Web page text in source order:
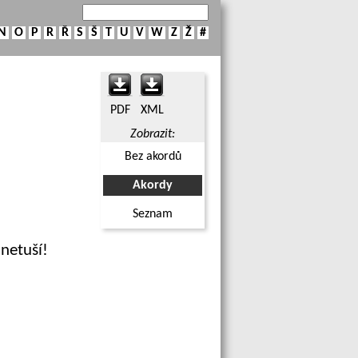
O P R Ř S Š T U V W Z Ž #
PDF
XML
Zobrazit:
Bez akordů
Akordy
Seznam